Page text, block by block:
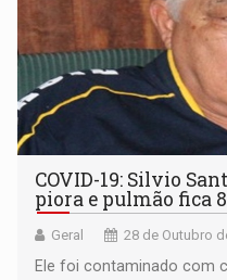
COVID-19: Silvio
piora e pulmão fica
Geral 28 de Outubro
Ele foi contaminado com